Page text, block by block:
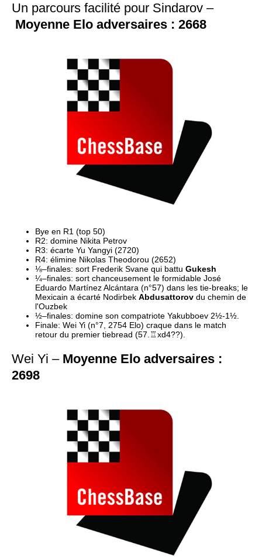
Un parcours facilité pour Sindarov –
Moyenne Elo adversaires : 2668
⅛–finales: sort Frederik Svane qui battu Gukesh
¼–finales: sort chanceusement le formidable José
Eduardo Martínez Alcántara (n°57) dans les tie-breaks; le
Mexicain a écarté Nodirbek Abdusattorov du chemin de
Finale: Wei Yi (n°7, 2754 Elo) craque dans le match
retour du premier tiebread (57.♖xd4??).
Wei Yi – Moyenne Elo adversaires :
2698